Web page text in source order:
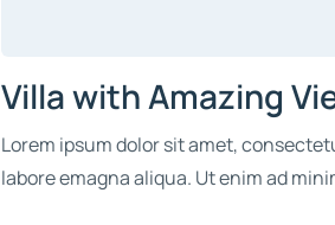
Villa with Amazing
Lorem ipsum dolor sit amet,
labore emagna aliqua. Ut enim ad